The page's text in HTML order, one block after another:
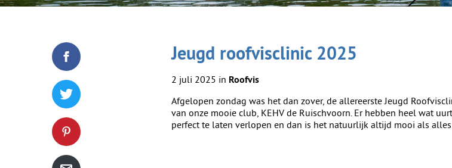
Jeugd roofvisclinic 2025
2 juli 2025 in Roofvis
Afgelopen zondag was het dan zover, de allereerste Jeugd
van onze mooie club, KEHV de Ruischvoorn. Er hebben heel wat
perfect te laten verlopen en dan is het natuurlijk altijd mooi als
Deel dit blogartikel op Facebook
Tweet dit blogartikel op Twitter
Deel dit blogartikel op Pinterest